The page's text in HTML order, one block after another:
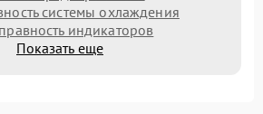
системы охлаждения
индикаторов
Показать еще